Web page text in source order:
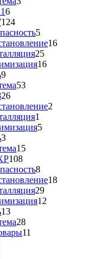
6
124
5
16
25
16
9
53
26
2
1
5
3
15
108
8
18
29
12
13
28
11